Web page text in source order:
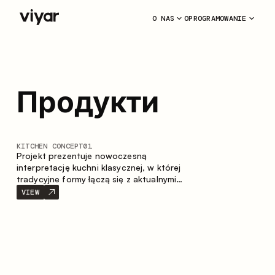
O NAS OPROGRAMOWANIE
Продукти
KITCHEN CONCEPT01
Projekt prezentuje nowoczesną
interpretację kuchni klasycznej, w której
tradycyjne formy łączą się z aktualnymi
materiałami oraz stonowaną paletą
kolorystyczną. Przemyślana i przestronna
VIEW